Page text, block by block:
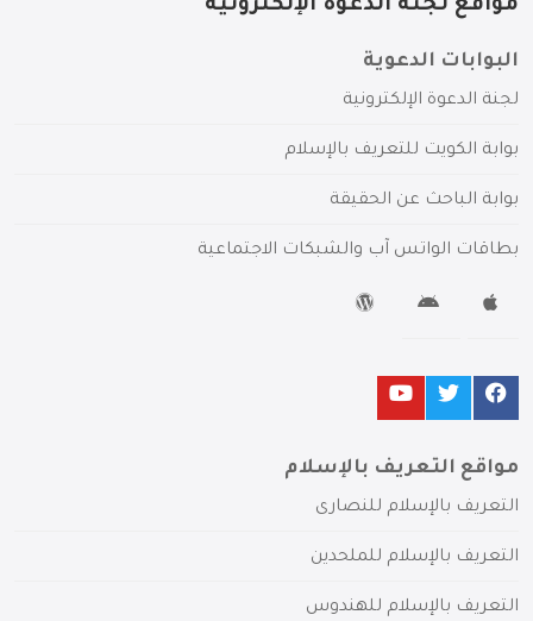
مواقع لجنة الدعوة الإلكترونية
البوابات الدعوية
لجنة الدعوة الإلكترونية
بوابة الكويت للتعريف بالإسلام
بوابة الباحث عن الحقيقة
بطاقات الواتس آب والشبكات الاجتماعية
مواقع التعريف بالإسلام
التعريف بالإسلام للنصارى
التعريف بالإسلام للملحدين
التعريف بالإسلام للهندوس